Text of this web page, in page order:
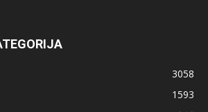
3058
1593